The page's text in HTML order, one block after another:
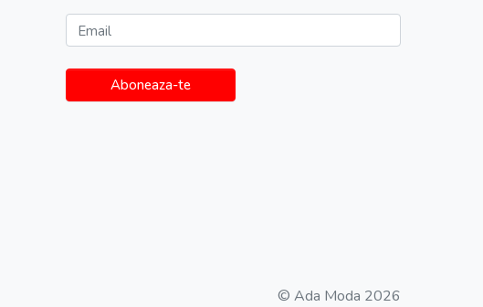
Email
Aboneaza-te
© Ada Moda 2026